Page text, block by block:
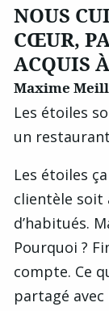
NOUS
CŒUR,
ACQUIS
Maxime
Les étoiles
un
Les étoiles
clientèle soit
d’habitués.
Pourquoi ?
compte. Ce
partagé avec